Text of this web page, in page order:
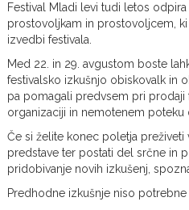
Festival Mladi levi tudi letos odpira
prostovoljkam in prostovoljcem,
izvedbi festivala.
Med 22. in 29. avgustom boste
festivalsko izkušnjo obiskovalk in
pa pomagali predvsem pri prodaji
organizaciji in nemotenem poteku
Če si želite konec poletja
predstave ter postati del srčne in
pridobivanje novih izkušenj,
Predhodne izkušnje niso